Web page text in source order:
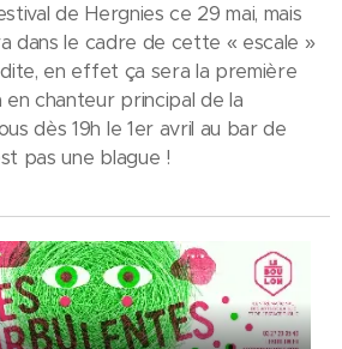
de Hergnies ce 29 mai, mais
dans le cadre de cette « escale »
en effet ça sera la première
en chanteur principal de la
dès 19h le 1er avril au bar de
pas une blague !